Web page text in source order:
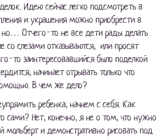
Идею сейчас легко подсмотреть в
и украшения можно приобрести в
но… Отчего-то не все дети рады делать
со слезами отказываются, или просят
то заинтересовавшийся было поделкой
начинает отрывать только что
В чем же дело?
ребенка, начнем с себя. Как
сами? Нет, конечно, я не о том, что нужно
мольберт и демонстративно рисовать под